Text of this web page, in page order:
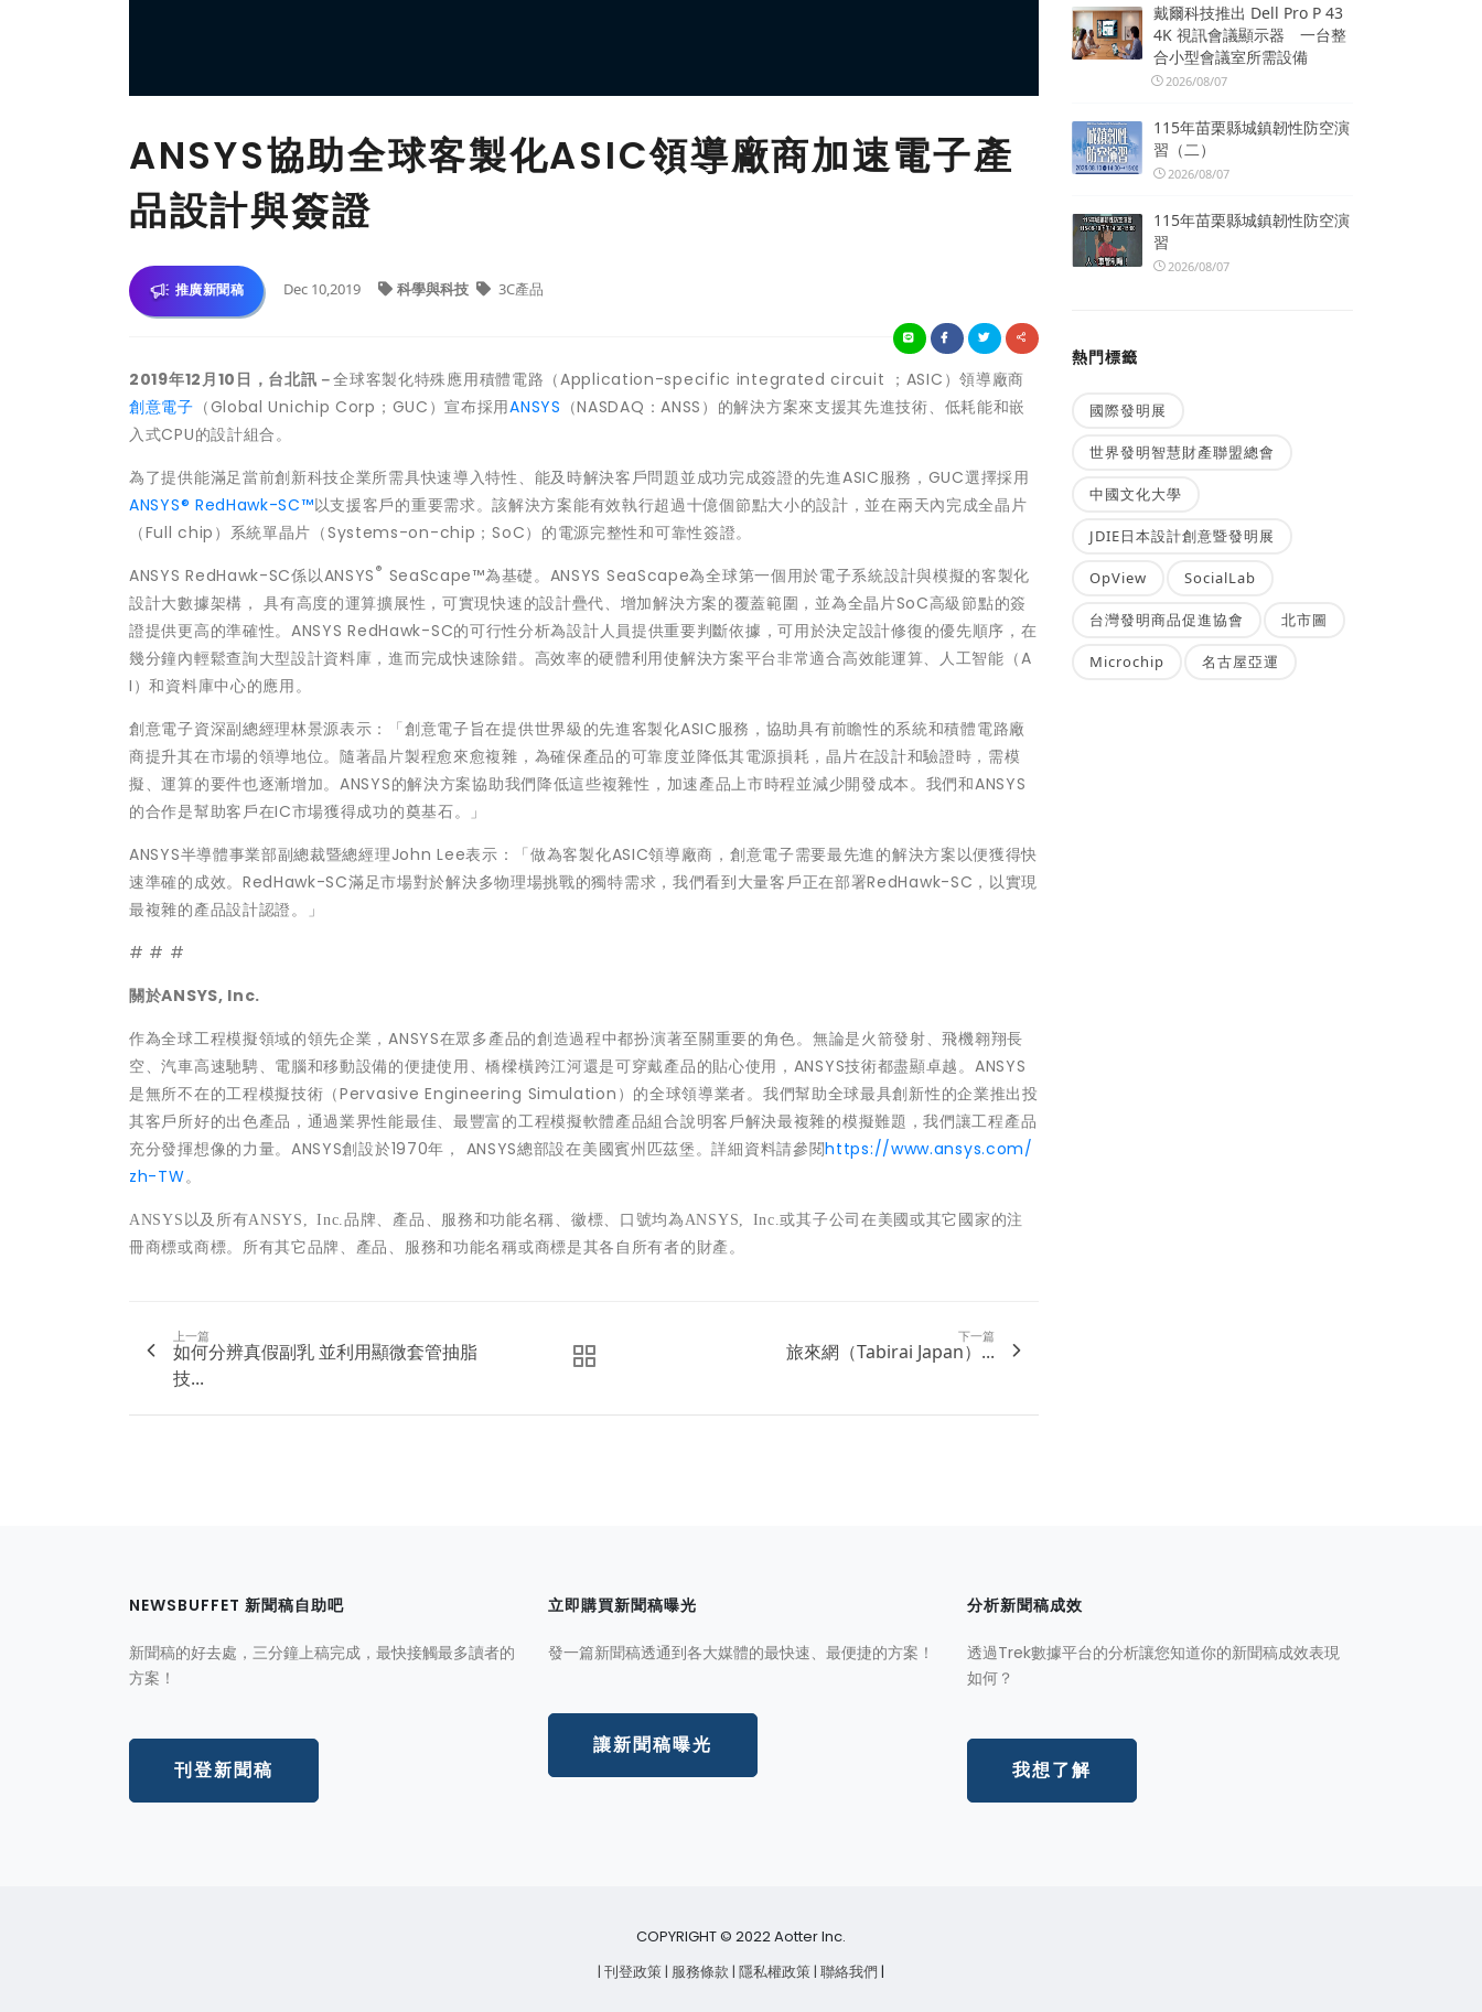
ANSYS協助全球客製化ASIC領導廠商加速電子產
品設計與簽證
推廣新聞稿 Dec 10,2019 科學與科技 3C產品
2019年12 月10 日，台北訊 －全球客製化特殊應用積體電路（Application-specific integrated circuit ；ASIC）領導廠商
創意電子 （Global Unichip Corp；GUC）宣布採用ANSYS （NASDAQ：ANSS）的解決方案來支援其先進技術、低耗能和嵌
入式CPU的設計組合。
為了提供能滿足當前創新科技企業所需具快速導入特性、能及時解決客戶問題並成功完成簽證的先進ASIC服務，GUC選擇採用
ANSYS® RedHawk-SC™以支援客戶的重要需求。該解決方案能有效執行超過十億個節點大小的設計，並在兩天內完成全晶片
（Full chip）系統單晶片（Systems-on-chip；SoC）的電源完整性和可靠性簽證。
ANSYS RedHawk-SC係以ANSYS ® SeaScape™為基礎。ANSYS SeaScape為全球第一個用於電子系統設計與模擬的客製化
設計大數據架構， 具有高度的運算擴展性，可實現快速的設計疊代、增加解決方案的覆蓋範圍，並為全晶片SoC高級節點的簽
證提供更高的準確性。ANSYS RedHawk-SC的可行性分析為設計人員提供重要判斷依據，可用於決定設計修復的優先順序，在
幾分鐘內輕鬆查詢大型設計資料庫，進而完成快速除錯。高效率的硬體利用使解決方案平台非常適合高效能運算、人工智能（A
I）和資料庫中心的應用。
創意電子資深副總經理林景源表示：「創意電子旨在提供世界級的先進客製化ASIC服務，協助具有前瞻性的系統和積體電路廠
商提升其在市場的領導地位。隨著晶片製程愈來愈複雜，為確保產品的可靠度並降低其電源損耗，晶片在設計和驗證時，需模
擬、運算的要件也逐漸增加。ANSYS的解決方案協助我們降低這些複雜性，加速產品上市時程並減少開發成本。我們和ANSYS
的合作是幫助客戶在IC市場獲得成功的奠基石。」
ANSYS半導體事業部副總裁暨總經理John Lee表示：「做為客製化ASIC領導廠商，創意電子需要最先進的解決方案以便獲得快
速準確的成效。RedHawk-SC滿足市場對於解決多物理場挑戰的獨特需求，我們看到大量客戶正在部署RedHawk-SC，以實現
最複雜的產品設計認證。」
# # #
關於ANSYS, Inc.
作為全球工程模擬領域的領先企業，ANSYS在眾多產品的創造過程中都扮演著至關重要的角色。無論是火箭發射、飛機翱翔長
空、汽車高速馳騁、電腦和移動設備的便捷使用、橋樑橫跨江河還是可穿戴產品的貼心使用，ANSYS技術都盡顯卓越。ANSYS
是無所不在的工程模擬技術（Pervasive Engineering Simulation）的全球領導業者。我們幫助全球最具創新性的企業推出投
其客戶所好的出色產品，通過業界性能最佳、最豐富的工程模擬軟體產品組合說明客戶解決最複雜的模擬難題，我們讓工程產品
充分發揮想像的力量。ANSYS創設於1970年， ANSYS總部設在美國賓州匹茲堡。詳細資料請參閱https://www.ansys.com/
zh-TW。
ANSYS 以及所有ANSYS, Inc.品牌、產品、服務和功能名稱、徽標、口號均為 ANSYS, Inc.或其子公司在美國或其它國家的注
冊商標或商標。所有其它品牌、產品、服務和功能名稱或商標是其各自所有者的財產。
上一篇
如何分辨真假副乳 並利用顯微套管抽脂
技...
下一篇
​旅來網（Tabirai Japan）...
戴爾科技推出 Dell Pro P 43
4K 視訊會議顯示器 一台整
合小型會議室所需設備
2026/08/07
115年苗栗縣城鎮韌性防空演
習（二）
2026/08/07
115年苗栗縣城鎮韌性防空演
習
2026/08/07
熱門標籤
國際發明展
世界發明智慧財產聯盟總會
中國文化大學
JDIE日本設計創意暨發明展
OpView SocialLab
台灣發明商品促進協會 北市圖
Microchip 名古屋亞運
NEWSBUFFET 新聞稿自助吧
新聞稿的好去處，三分鐘上稿完成，最快接觸最多讀者的
方案！
刊登新聞稿
立即購買新聞稿曝光
發一篇新聞稿透通到各大媒體的最快速、最便捷的方案！
讓新聞稿曝光
分析新聞稿成效
透過Trek數據平台的分析讓您知道你的新聞稿成效表現
如何？
我想了解
COPYRIGHT © 2022 Aotter Inc.
| 刊登政策| 服務條款 | 隱私權政策| 聯絡我們 |